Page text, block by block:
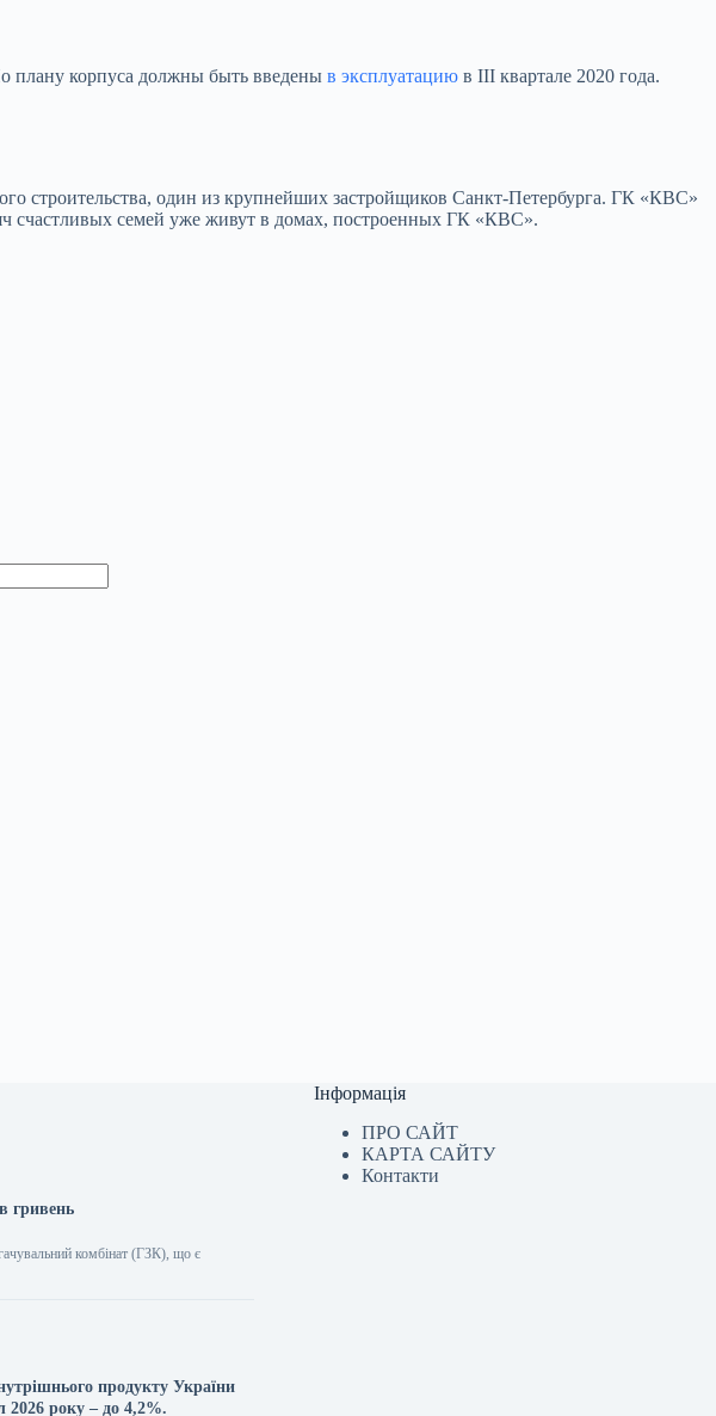
плану корпуса должны быть введены в эксплуатацию в III квартале 2020 года.
строительства, один из крупнейших застройщиков Санкт-Петербурга. ГК «КВС»
счастливых семей уже живут в домах, построенных ГК «КВС».
гривень
комбінат (ГЗК), що є
продукту України
2026 року – до 4,2%.
Інформація
ПРО САЙТ
КАРТА САЙТУ
Контакти